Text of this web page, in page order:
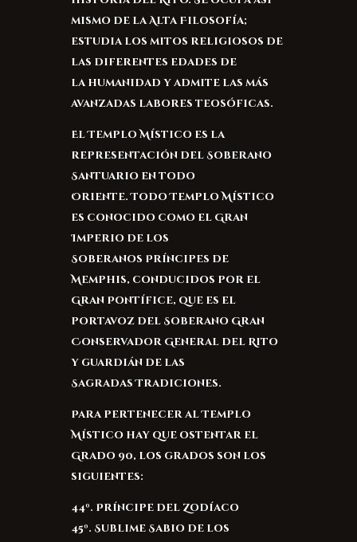
mismo de la Alta Filosofía;
estudia los mitos religiosos de
las diferentes edades de
la humanidad y admite las más
avanzadas labores teosóficas.
El Templo Místico es la
representación del Soberano
Santuario en todo
Oriente. Todo Templo Místico
es conocido como el Gran
Imperio de los
Soberanos Príncipes de
Memphis, conducidos por el
Gran Pontífice, que es el
portavoz del Soberano Gran
Conservador General del Rito
y guardián de las
Sagradas Tradiciones.
Para pertenecer al Templo
Místico hay que ostentar el
Grado 90, los grados son los
siguientes:
44º. Príncipe del Zodíaco
45º. Sublime Sabio de los